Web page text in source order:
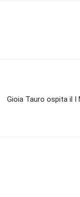
Gioia Tauro ospita il I